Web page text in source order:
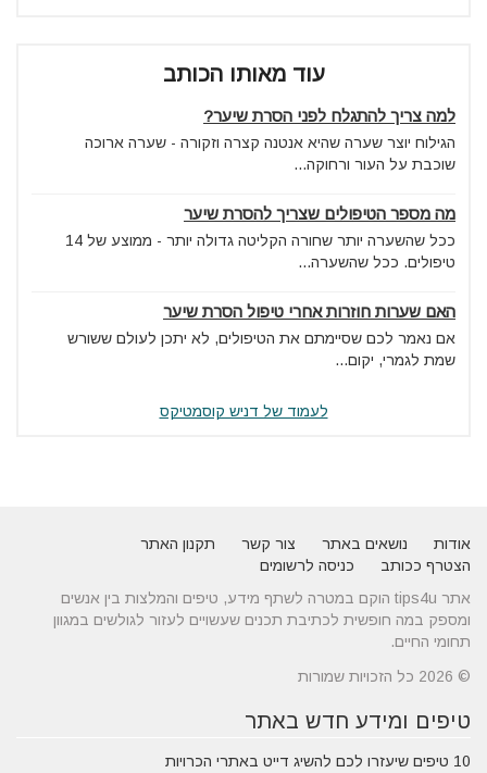
עוד מאותו הכותב
למה צריך להתגלח לפני הסרת שיער?
הגילוח יוצר שערה שהיא אנטנה קצרה וזקורה - שערה ארוכה
שוכבת על העור ורחוקה...
מה מספר הטיפולים שצריך להסרת שיער
ככל שהשערה יותר שחורה הקליטה גדולה יותר - ממוצע של 14
טיפולים. ככל שהשערה...
האם שערות חוזרות אחרי טיפול הסרת שיער
אם נאמר לכם שסיימתם את הטיפולים, לא יתכן לעולם ששורש
שמת לגמרי, יקום...
לעמוד של דניש קוסמטיקס
אודות נושאים באתר צור קשר
תקנון האתר
הצטרף ככותב
כניסה לרשומים
אתר tips4u הוקם במטרה לשתף מידע, טיפים והמלצות בין אנשים
ומספק במה חופשית לכתיבת תכנים שעשויים לעזור לגולשים במגוון
תחומי החיים.
© 2026 כל הזכויות שמורות
טיפים ומידע חדש באתר
10 טיפים שיעזרו לכם להשיג דייט באתרי הכרויות